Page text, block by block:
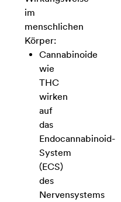
im
menschlichen
Körper:
Cannabinoide
wie
THC
wirken
auf
das
Endocannabinoid-
System
(ECS)
des
Nervensystems